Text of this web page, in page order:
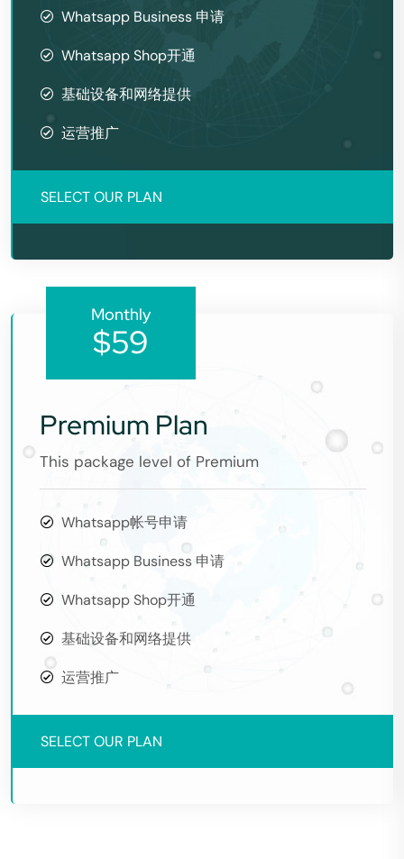
Whatsapp Business 申请
Whatsapp Shop开通
基础设备和网络提供
运营推广
SELECT OUR PLAN
Monthly
$59
Premium Plan
This package level of Premium
Whatsapp帐号申请
Whatsapp Business 申请
Whatsapp Shop开通
基础设备和网络提供
运营推广
SELECT OUR PLAN